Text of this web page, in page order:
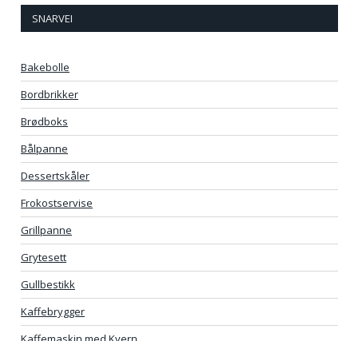
SNARVEI
Bakebolle
Bordbrikker
Brødboks
Bålpanne
Dessertskåler
Frokostservise
Grillpanne
Grytesett
Gullbestikk
Kaffebrygger